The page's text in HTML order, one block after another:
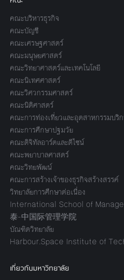
คณะบริหารธุรกิจ
คณะบัญชี
คณะเศรษฐศาสตร์
คณะมนุษยศาสตร์
คณะวิทยาศาสตร์และเทคโนโลยี
คณะนิเทศศาสตร์
คณะวิศวกรรมศาสตร์
คณะนิติศาสตร์
คณะการท่องเที่ยวและอุตสาหกรรมบริก
คณะการศึกษาปฐมวัย
คณะดิจิทัลอาร์ตและดีไซน์
คณะพยาบาลศาสตร์
คณะวิทยพัฒน์
คณะการสร้างเจ้าของธุรกิจสร้างสรรค์
วิทยาลัยการศึกษาต่อเนื่อง
International School of
泰-中国际管理学院
บัณฑิตวิทยาลัย
Harbour.Space Institute of
เกี่ยวกับมหาวิทยาลัย